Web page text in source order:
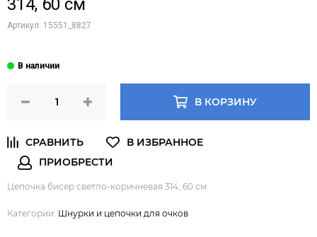
314, 60 см
Артикул: 15551_8827
В КОРЗИНУ
Цепочка бисер светло-коричневая 314, 60 см
Категории: Шнурки и цепочки для очков